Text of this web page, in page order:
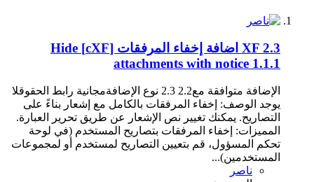
XF 2.3
اضافة إخفاء المرفقات [cXF] Hide
attachments with notice 1.1.1
الإضافة متوافقة مع2.2 2.3 نوع الإضافةمجانية رابط الحقوقلا
يوجد الوصف: إخفاء المرفقات بالكامل مع إشعار بناءً على
التصاريح. يمكنك تغيير نص الإشعار عن طريق تحرير العبارة.
المميزات: إخفاء المرفقات بتصاريح المستخدم (في لوحة
تحكم المسؤول، قم بتعيين التصاريح لمستخدم أو لمجموعات
المستخدمين)...
ناصر